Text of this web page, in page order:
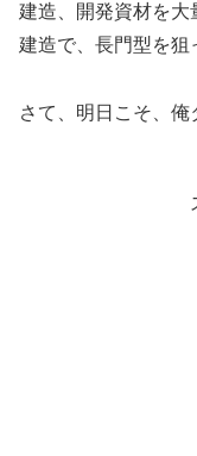
建造、開発資材を大
建造で、長門型を狙
さて、明日こそ、俺